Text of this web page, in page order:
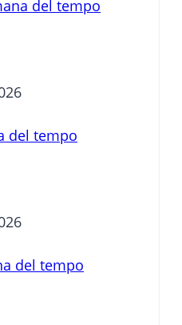
del tempo
del tempo
del tempo